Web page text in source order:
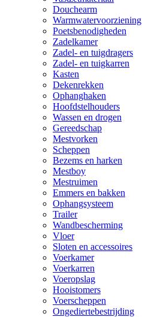
Douchearm
Warmwatervoorziening
Poetsbenodigheden
Zadelkamer
Zadel- en tuigdragers
Zadel- en tuigkarren
Kasten
Dekenrekken
Ophanghaken
Hoofdstelhouders
Wassen en drogen
Gereedschap
Mestvorken
Scheppen
Bezems en harken
Mestboy
Mestruimen
Emmers en bakken
Ophangsysteem
Trailer
Wandbescherming
Vloer
Sloten en accessoires
Voerkamer
Voerkarren
Voeropslag
Hooistomers
Voerscheppen
Ongediertebestrijding